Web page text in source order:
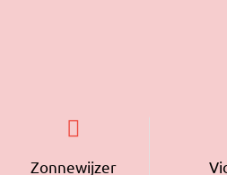
Zonnewijzer